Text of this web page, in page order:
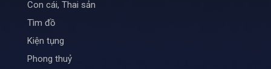
Con cái, Thai sản
Tìm đồ
Kiện tụng
Phong thuỷ